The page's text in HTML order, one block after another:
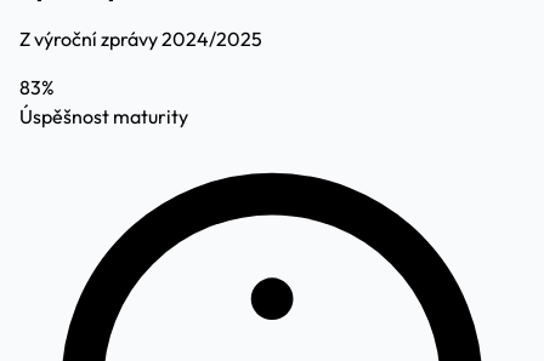
Z výroční zprávy 2024/2025
83%
Úspěšnost maturity